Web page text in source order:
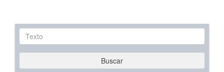
Texto
Buscar